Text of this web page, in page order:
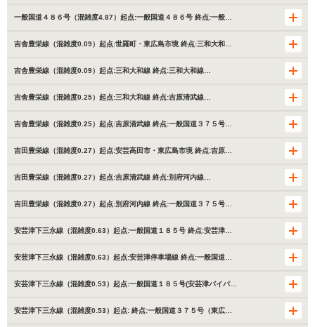
一般国道４８６号（混雑度4.87）起点:一般国道４８６号 終点:一般…
吉舎豊栄線（混雑度0.09）起点:世羅町・東広島市境 終点:三和大和…
吉舎豊栄線（混雑度0.09）起点:三和大和線 終点:三和大和線…
吉舎豊栄線（混雑度0.25）起点:三和大和線 終点:吉原清武線…
吉舎豊栄線（混雑度0.25）起点:吉原清武線 終点:一般国道３７５号…
吉田豊栄線（混雑度0.27）起点:安芸高田市・東広島市境 終点:吉原…
吉田豊栄線（混雑度0.27）起点:吉原清武線 終点:別府河内線…
吉田豊栄線（混雑度0.27）起点:別府河内線 終点:一般国道３７５号…
安芸津下三永線（混雑度0.63）起点:一般国道１８５号 終点:安芸津…
安芸津下三永線（混雑度0.63）起点:安芸津停車場線 終点:一般国道…
安芸津下三永線（混雑度0.53）起点:一般国道１８５号(安芸津バイパ…
安芸津下三永線（混雑度0.53）起点: 終点:一般国道３７５号（東広…